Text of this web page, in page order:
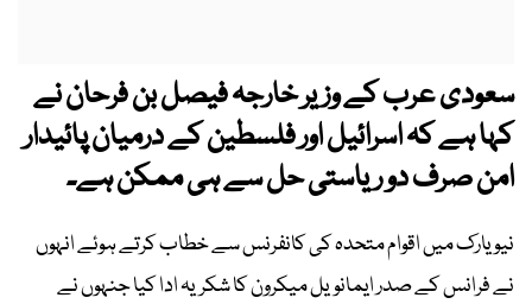
سعودی عرب کے وزیر خارجہ فیصل بن فرحان نے
کہا ہے کہ اسرائیل اور فلسطین کے درمیان پائیدار
امن صرف دو ریاستی حل سے ہی ممکن ہے۔
نیو یارک میں اقوام متحدہ کی کانفرنس سے خطاب کرتے ہوئے انہوں
نے فرانس کے صدر ایمانویل میکرون کا شکریہ ادا کیا جنہوں نے